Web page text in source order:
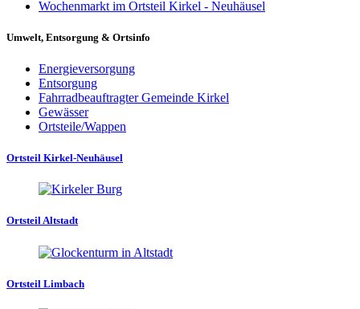
Wochenmarkt im Ortsteil Kirkel - Neuhäusel
Umwelt, Entsorgung & Ortsinfo
Energieversorgung
Entsorgung
Fahrradbeauftragter Gemeinde Kirkel
Gewässer
Ortsteile/Wappen
Ortsteil Kirkel-Neuhäusel
Ortsteil Altstadt
Ortsteil Limbach